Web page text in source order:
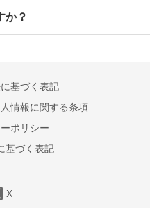
か？
基づく表記
情報に関する条項
ポリシー
基づく表記
X